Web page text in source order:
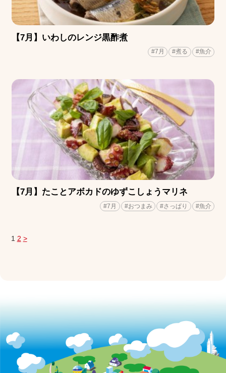
【7月】いわしのレンジ黒酢煮
#7月 #煮る #魚介
【7月】たことアボカドのゆずこしょうマリネ
#7月 #おつまみ #さっぱり #魚介
1 2 >